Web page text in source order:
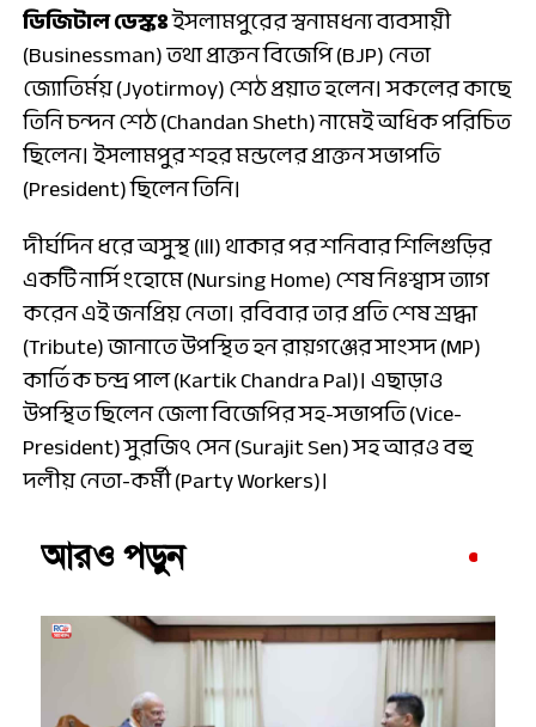
ডিজিটাল ডেস্কঃইসলামপুরের স্বনামধন্য ব্যবসায়ী
(Businessman) তথা প্রাক্তন বিজেপি (BJP) নেতা
জ্যোতির্ময় (Jyotirmoy) শেঠ প্রয়াত হলেন। সকলের কাছে
তিনি চন্দন শেঠ (Chandan Sheth) নামেই অধিক পরিচিত
ছিলেন। ইসলামপুর শহর মন্ডলের প্রাক্তন সভাপতি
(President) ছিলেন তিনি।
দীর্ঘদিন ধরে অসুস্থ (Ill) থাকার পর শনিবার শিলিগুড়ির
একটি নার্সিংহোমে (Nursing Home) শেষ নিঃশ্বাস ত্যাগ
করেন এই জনপ্রিয় নেতা। রবিবার তার প্রতি শেষ শ্রদ্ধা
(Tribute) জানাতে উপস্থিত হন রায়গঞ্জের সাংসদ (MP)
কার্তিক চন্দ্র পাল (Kartik Chandra Pal)। এছাড়াও
উপস্থিত ছিলেন জেলা বিজেপির সহ-সভাপতি (Vice-
President) সুরজিৎ সেন (Surajit Sen) সহ আরও বহু
দলীয় নেতা-কর্মী (Party Workers)।
আরও পড়ুন